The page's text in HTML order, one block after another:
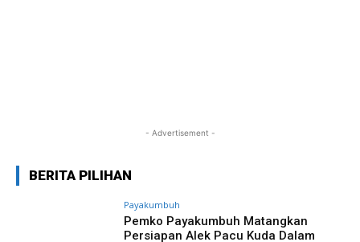
- Advertisement -
BERITA PILIHAN
Payakumbuh
Pemko Payakumbuh Matangkan
Persiapan Alek Pacu Kuda Dalam